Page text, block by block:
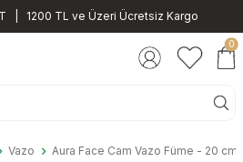
| 1200 TL ve Üzeri Ücretsiz Kargo
0
Vazo Aura Face Cam Vazo Füme - 20 cm